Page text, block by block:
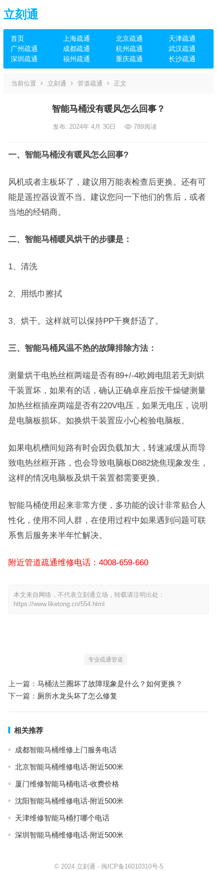
立刻通
首页 上海疏通 北京疏通
天津疏通
广州疏通
成都疏通 杭州疏通
武汉疏通
深圳疏通
福州疏通 重庆疏通 长沙疏通
当前位置 立刻通 管道疏通 正文
智能马桶没有暖风怎么回事？
发布: 2024年 4月 30日 789阅读
一、智能马桶没有暖风怎么回事?
风机或者主板坏了，建议用万能表检查后更换。还有可
能是遥控器设置不当。建议您问一下他们的售后，或者
当地的经销商。
二、智能马桶暖风烘干的步骤是：
1、清洗
2、用纸巾擦拭
3、烘干。这样就可以保持PP干爽舒适了。
三、智能马桶风温不热的故障排除方法：
测量烘干电热丝框两端是否有89+/-4欧姆电阻若无则烘
干装置坏，如果有的话，确认正确卓座后按干燥键测量
加热丝框插座两端是否有220V电压，如果无电压，说明
是电脑板损坏。如换烘干装置应小心检验电脑板。
如果电机槽间短路有时会因负载加大，转速减缓从而导
致电热丝框开路，也会导致电脑板D882烧焦现象发生，
这样的情况电脑板及烘干装置都需要更换。
智能马桶使用起来非常方便，多功能的设计非常贴合人
性化，使用不同人群，在使用过程中如果遇到问题可联
系售后服务来半年忙解决。
附近管道疏通维修电话：4008-659-660
本文来自网络，不代表立刻通立场，转载请注明出处：
https://www.liketong.cn/554.html
专业疏通管道
上一篇： 马桶法兰圈坏了故障现象是什么？如何更换？
下一篇： 厕所水龙头坏了怎么修复
相关推荐
成都智能马桶维修上门服务电话
北京智能马桶维修电话-附近500米
厦门维修智能马桶电话-收费价格
沈阳智能马桶维修电话-附近500米
天津维修智能马桶打哪个电话
深圳智能马桶维修电话-附近500米
© 2024 立刻通 - 闽ICP备16010310号-5